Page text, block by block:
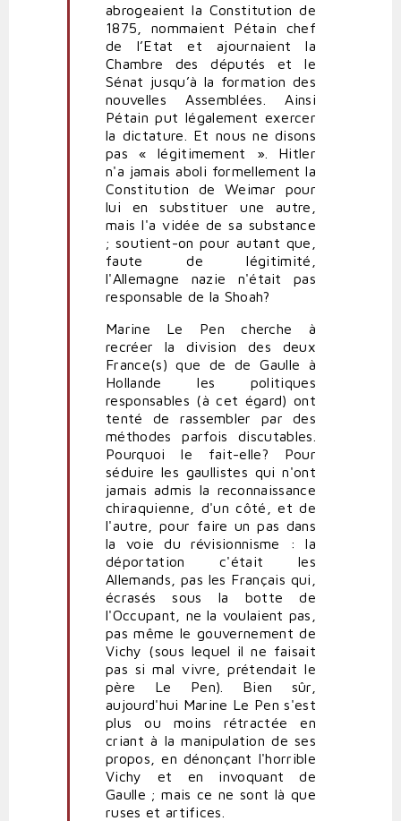
abrogeaient la Constitution de
1875, nommaient Pétain chef
de l’Etat et ajournaient la
Chambre des députés et le
Sénat jusqu’à la formation des
nouvelles Assemblées. Ainsi
Pétain put légalement exercer
la dictature. Et nous ne disons
pas « légitimement ». Hitler
n'a jamais aboli formellement la
Constitution de Weimar pour
lui en substituer une autre,
mais l'a vidée de sa substance
; soutient-on pour autant que,
faute de légitimité,
l'Allemagne nazie n'était pas
responsable de la Shoah?
Marine Le Pen cherche à
recréer la division des deux
France(s) que de de Gaulle à
Hollande les politiques
responsables (à cet égard) ont
tenté de rassembler par des
méthodes parfois discutables.
Pourquoi le fait-elle? Pour
séduire les gaullistes qui n'ont
jamais admis la reconnaissance
chiraquienne, d'un côté, et de
l'autre, pour faire un pas dans
la voie du révisionnisme : la
déportation c'était les
Allemands, pas les Français qui,
écrasés sous la botte de
l'Occupant, ne la voulaient pas,
pas même le gouvernement de
Vichy (sous lequel il ne faisait
pas si mal vivre, prétendait le
père Le Pen). Bien sûr,
aujourd'hui Marine Le Pen s'est
plus ou moins rétractée en
criant à la manipulation de ses
propos, en dénonçant l'horrible
Vichy et en invoquant de
Gaulle ; mais ce ne sont là que
ruses et artifices.